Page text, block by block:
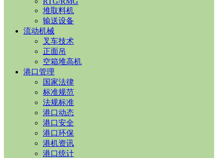
堆取料机
输送设备
流动机械
叉车技术
正面吊
空箱堆高机
港口管理
国家法律
标准规范
法规标准
港口动态
港口安全
港口环保
港机资讯
港口统计